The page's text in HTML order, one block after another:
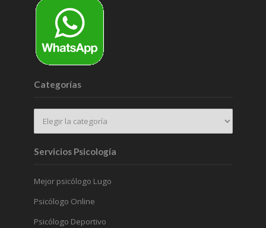
Categorías
Servicios Psicología
Mejor psicólogo Lugo
Psicólogo Online
Psicólogo Deportivo